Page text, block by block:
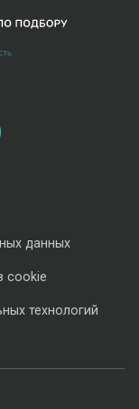
данных
cookie
технологий